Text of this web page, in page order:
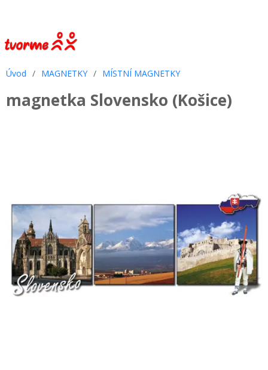
Úvod / MAGNETKY / MÍSTNÍ MAGNETKY
magnetka Slovensko (Košice)